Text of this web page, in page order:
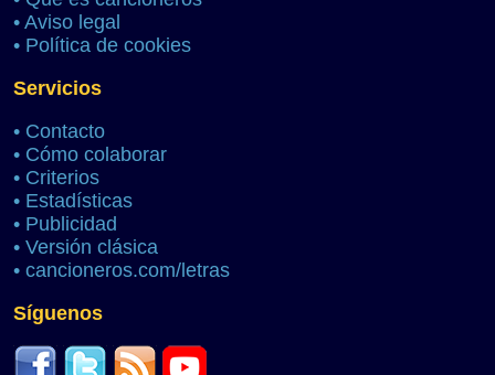
• Aviso legal
• Política de cookies
Servicios
• Contacto
• Cómo colaborar
• Criterios
• Estadísticas
• Publicidad
• Versión clásica
• cancioneros.com/letras
Síguenos